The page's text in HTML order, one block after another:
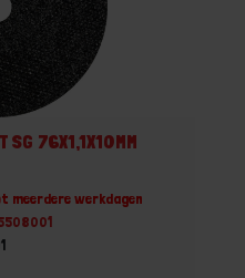
76X1,1X10MM
meerdere werkdagen